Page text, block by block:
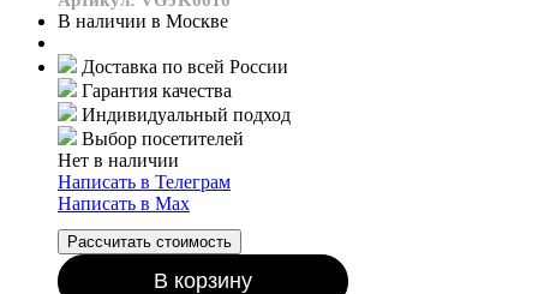
В наличии в Москве
Доставка по всей России
Гарантия качества
Индивидуальный подход
Выбор посетителей
Нет в наличии
Написать в Телеграм
Написать в Мах
Рассчитать стоимость
В корзину